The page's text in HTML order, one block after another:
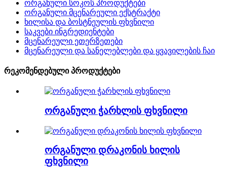
ორგანული სოკოს პროდუქტები
ორგანული მცენარეული ექსტრაქტი
ხილისა და ბოსტნეულის ფხვნილი
საკვები ინგრედიენტები
მცენარეული ეთერზეთები
მცენარეული და სანელებლები და ყვავილების ჩაი
რეკომენდებული პროდუქტები
ორგანული ჭარხლის ფხვნილი
ორგანული დრაკონის ხილის
ფხვნილი